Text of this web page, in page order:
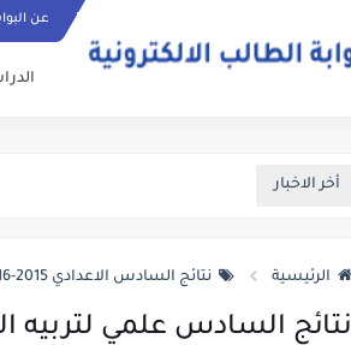
عن
أخر الاخبار
الرئيسية نتائج السادس الاعدادي 2015-2016
نتائج السادس علمي لتربيه الكرخ